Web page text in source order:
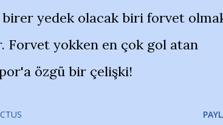
birer yedek olacak biri forvet
yokken en çok gol atan
özgü bir çelişki!